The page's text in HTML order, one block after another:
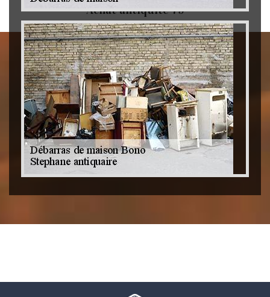
Achat antiquité 79